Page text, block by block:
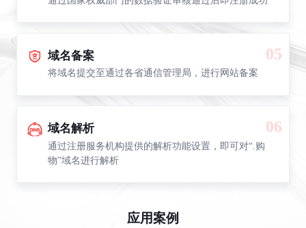
域名备案
将域名提交至通过各省通信管理局，进行网站备案
05
域名解析
通过注册服务机构提供的解析功能设置，即可对“.购
物”域名进行解析
06
应用案例